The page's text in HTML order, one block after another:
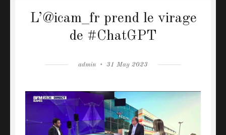
L’@icam_fr prend le virage
de #ChatGPT
Author
admin
Posted
31 May 2023